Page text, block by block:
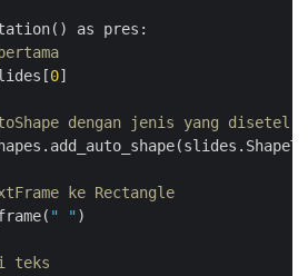
as pres:
0]
dengan jenis yang disetel
ke Rectangle
" " )
teks